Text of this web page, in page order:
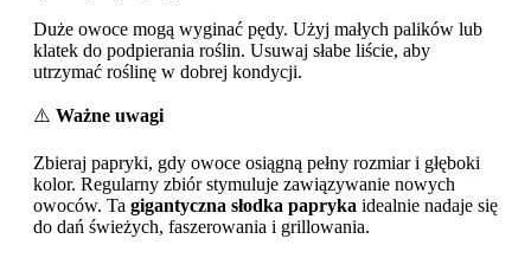
Duże owoce mogą wyginać pędy. Użyj małych palików lub
klatek do podpierania roślin. Usuwaj słabe liście, aby
utrzymać roślinę w dobrej kondycji.
⚠️ Ważne uwagi
Zbieraj papryki, gdy owoce osiągną pełny rozmiar i głęboki
kolor. Regularny zbiór stymuluje zawiązywanie nowych
owoców. Ta gigantyczna słodka papryka idealnie nadaje się
do dań świeżych, faszerowania i grillowania.